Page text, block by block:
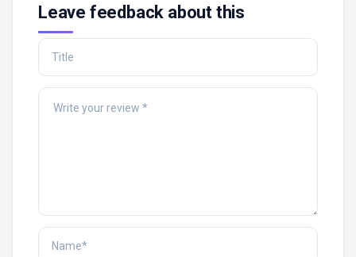
Leave feedback about this